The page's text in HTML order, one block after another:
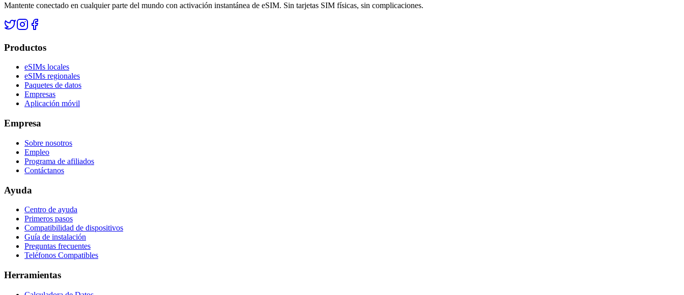
Mantente conectado en cualquier parte del mundo con activación instantánea de eSIM. Sin tarjetas SIM físicas, sin complicaciones.
Productos
eSIMs locales
eSIMs regionales
Paquetes de datos
Empresas
Aplicación móvil
Empresa
Sobre nosotros
Empleo
Programa de afiliados
Contáctanos
Ayuda
Centro de ayuda
Primeros pasos
Compatibilidad de dispositivos
Guía de instalación
Preguntas frecuentes
Teléfonos Compatibles
Herramientas